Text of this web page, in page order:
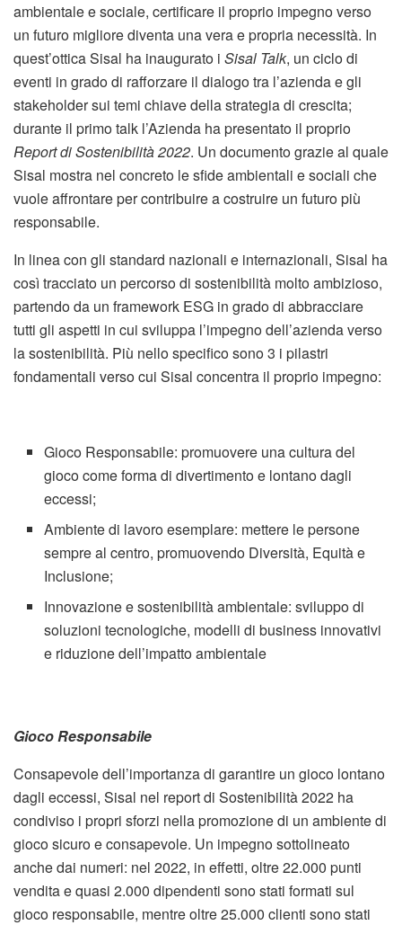
ambientale e sociale, certificare il proprio impegno verso
un futuro migliore diventa una vera e propria necessità. In
quest’ottica Sisal ha inaugurato i Sisal Talk, un ciclo di
eventi in grado di rafforzare il dialogo tra l’azienda e gli
stakeholder sui temi chiave della strategia di crescita;
durante il primo talk l’Azienda ha presentato il proprio
Report di Sostenibilità 2022. Un documento grazie al quale
Sisal mostra nel concreto le sfide ambientali e sociali che
vuole affrontare per contribuire a costruire un futuro più
responsabile.
In linea con gli standard nazionali e internazionali, Sisal ha
così tracciato un percorso di sostenibilità molto ambizioso,
partendo da un framework ESG in grado di abbracciare
tutti gli aspetti in cui sviluppa l’impegno dell’azienda verso
la sostenibilità. Più nello specifico sono 3 i pilastri
fondamentali verso cui Sisal concentra il proprio impegno:
Gioco Responsabile: promuovere una cultura del
gioco come forma di divertimento e lontano dagli
eccessi;
Ambiente di lavoro esemplare: mettere le persone
sempre al centro, promuovendo Diversità, Equità e
Inclusione;
Innovazione e sostenibilità ambientale: sviluppo di
soluzioni tecnologiche, modelli di business innovativi
e riduzione dell’impatto ambientale
Gioco Responsabile
Consapevole dell’importanza di garantire un gioco lontano
dagli eccessi, Sisal nel report di Sostenibilità 2022 ha
condiviso i propri sforzi nella promozione di un ambiente di
gioco sicuro e consapevole. Un impegno sottolineato
anche dai numeri: nel 2022, in effetti, oltre 22.000 punti
vendita e quasi 2.000 dipendenti sono stati formati sul
gioco responsabile, mentre oltre 25.000 clienti sono stati